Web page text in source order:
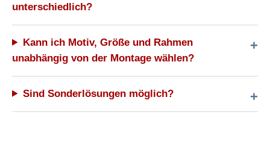
unterschiedlich?
Kann ich Motiv, Größe und Rahmen
unabhängig von der Montage wählen?
Sind Sonderlösungen möglich?